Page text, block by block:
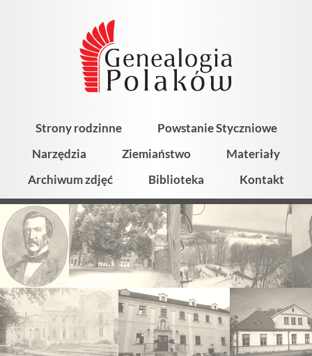
Strony rodzinne
Powstanie Styczniowe
Narzędzia
Ziemiaństwo
Materiały
Archiwum zdjęć
Biblioteka Kontakt